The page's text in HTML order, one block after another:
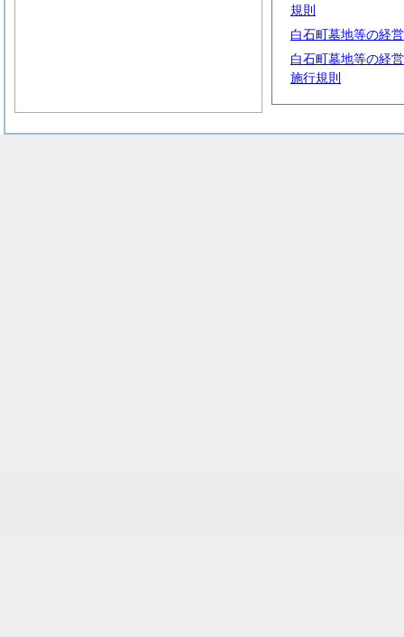
規則
白石町墓地等の経
白石町墓地等の経
施行規則